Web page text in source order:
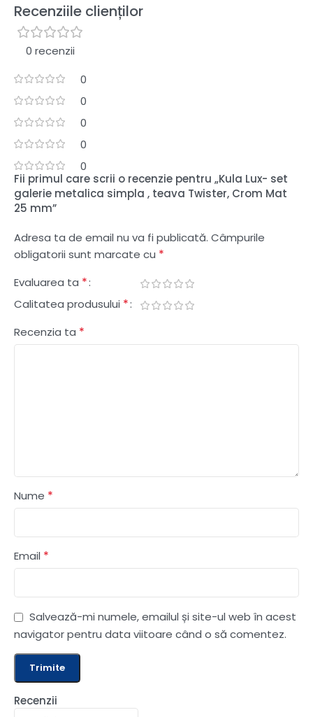
Recenziile clienților
0 recenzii
0
0
0
0
0
Recenzii
Fii primul care scrii o recenzie pentru „Kula Lux- set
galerie metalica simpla , teava Twister, Crom Mat
25 mm”
Adresa ta de email nu va fi publicată. Câmpurile
obligatorii sunt marcate cu *
Evaluarea ta *
Calitatea produsului *
Recenzia ta *
Nume *
Email *
Salvează-mi numele, emailul și site-ul web în acest
navigator pentru data viitoare când o să comentez.